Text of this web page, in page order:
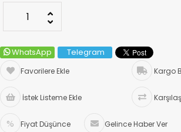
WhatsApp Telegram
Favorilere Ekle Kargo
İstek Listeme Ekle
Fiyat Düşünce
Gelince Haber Ver